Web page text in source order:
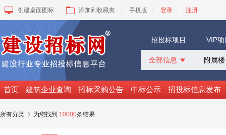
创建桌面图标 添加到收藏夹 手机版 登录 注册
招投标项目 VIP
全部信息 
招标采购
中标公示
首页 建筑企业查询 招标采购公告 中标公示 招投标信息发布
所有分类  为您找到 10000条结果